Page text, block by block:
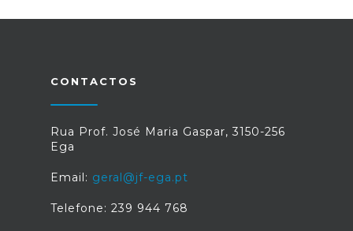
CONTACTOS
Rua Prof. José Maria Gaspar, 3150-256
Ega
Email: geral@jf-ega.pt
Telefone: 239 944 768